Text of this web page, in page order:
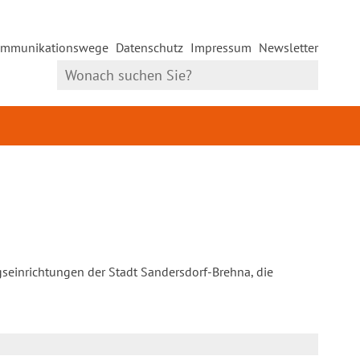
Datenschutz Impressum Newsletter
der Stadt Sandersdorf-Brehna, die